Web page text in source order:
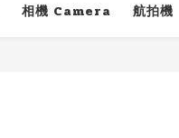
相機 Camera 航拍機